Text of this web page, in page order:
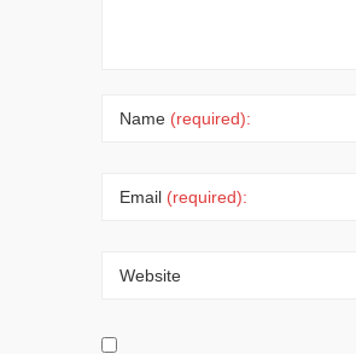
Name (required):
Email (required):
Website